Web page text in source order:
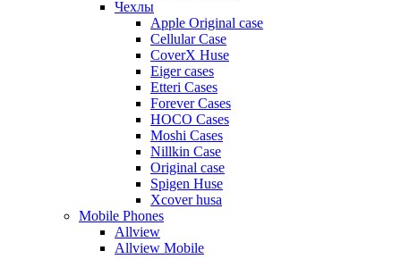
Чехлы
Apple Original case
Cellular Case
CoverX Huse
Eiger cases
Etteri Cases
Forever Cases
HOCO Cases
Moshi Cases
Nillkin Case
Original case
Spigen Huse
Xcover husa
Mobile Phones
Allview
Allview Mobile